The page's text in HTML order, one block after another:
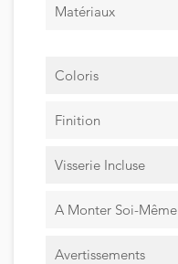
Matériaux
Coloris
Finition
Visserie Incluse
A Monter Soi-Même
Avertissements